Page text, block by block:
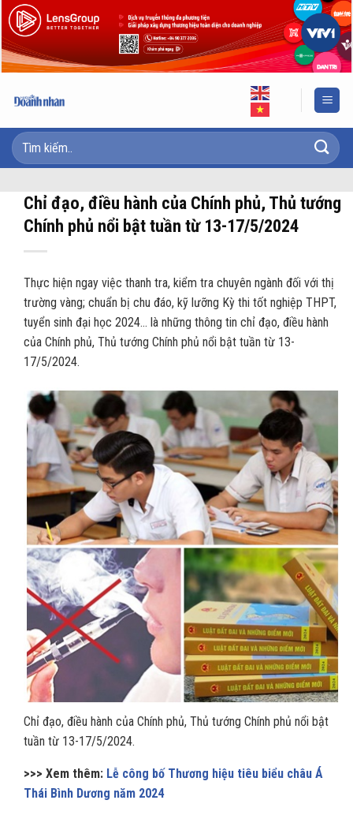
Skip
to
content
Chỉ đạo, điều hành của Chính phủ, Thủ tướng
Chính phủ nổi bật tuần từ 13-17/5/2024
Thực hiện ngay việc thanh tra, kiểm tra chuyên ngành đối với thị
trường vàng; chuẩn bị chu đáo, kỹ lưỡng Kỳ thi tốt nghiệp THPT,
tuyển sinh đại học 2024… là những thông tin chỉ đạo, điều hành
của Chính phủ, Thủ tướng Chính phủ nổi bật tuần từ 13-
17/5/2024.
Chỉ đạo, điều hành của Chính phủ, Thủ tướng Chính phủ nổi bật
tuần từ 13-17/5/2024.
>>> Xem thêm: Lễ công bố Thương hiệu tiêu biểu châu Á
Thái Bình Dương năm 2024